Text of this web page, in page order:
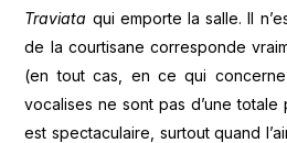
Traviata qui emporte la salle. Il
de la courtisane corresponde
(en tout cas, en ce qui
vocalises ne sont pas d’une totale
est spectaculaire, surtout quand